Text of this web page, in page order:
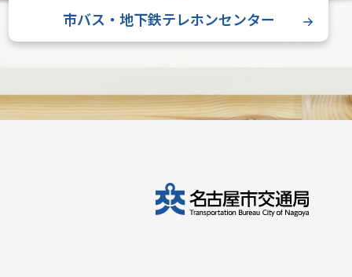
市バス・地下鉄テレホンセンター